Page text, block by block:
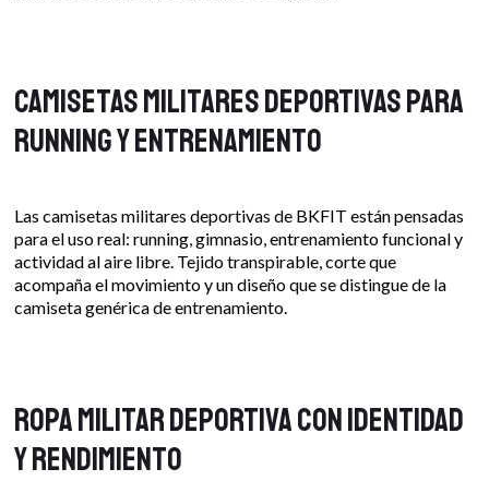
Camisetas militares deportivas para
running y entrenamiento
Las camisetas militares deportivas de BKFIT están pensadas
para el uso real: running, gimnasio, entrenamiento funcional y
actividad al aire libre. Tejido transpirable, corte que
acompaña el movimiento y un diseño que se distingue de la
camiseta genérica de entrenamiento.
Ropa militar deportiva con identidad
y rendimiento